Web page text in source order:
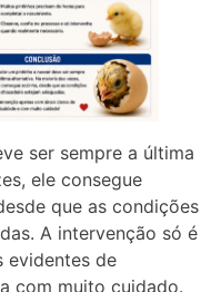
ser sempre a última
ele consegue
que as condições
A intervenção só é
evidentes de
com muito cuidado.